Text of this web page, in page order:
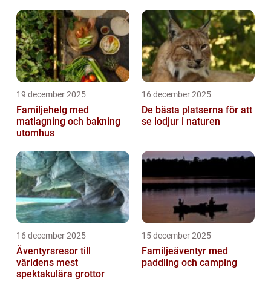
19 december 2025
Familjehelg med
matlagning och bakning
utomhus
16 december 2025
De bästa platserna för att
se lodjur i naturen
16 december 2025
Äventyrsresor till
världens mest
spektakulära grottor
15 december 2025
Familjeäventyr med
paddling och camping